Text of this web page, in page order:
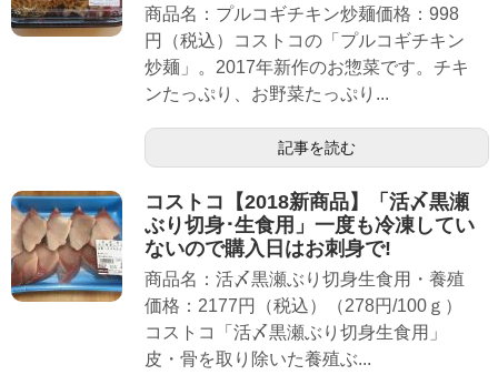
商品名：プルコギチキン炒麺価格：998
円（税込）コストコの「プルコギチキン
炒麺」。2017年新作のお惣菜です。チキ
ンたっぷり、お野菜たっぷり...
記事を読む
コストコ【2018新商品】「活〆黒瀬
ぶり切身･生食用」一度も冷凍してい
ないので購入日はお刺身で!
商品名：活〆黒瀬ぶり切身生食用・養殖
価格：2177円（税込）（278円/100ｇ）
コストコ「活〆黒瀬ぶり切身生食用」
皮・骨を取り除いた養殖ぶ...